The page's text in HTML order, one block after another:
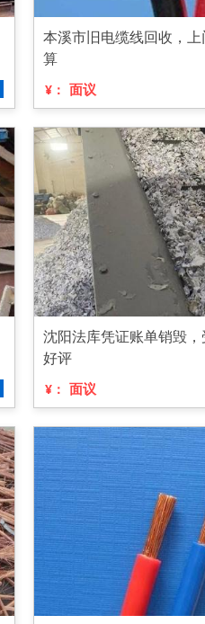
本溪市旧电缆线回收，
算
¥： 面议
沈阳法库凭证账单销毁
好评
¥： 面议